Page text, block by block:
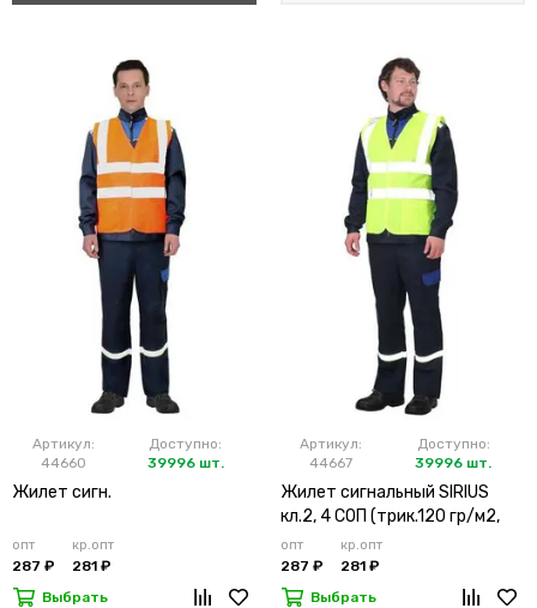
Артикул:
44660
Доступно:
39996 шт.
Жилет сигн.
опт
287 ₽
кр.опт
281 ₽
Выбрать
Артикул:
44667
Доступно:
39996 шт.
Жилет сигнальный SIRIUS
кл.2, 4 СОП (трик.120 гр/м2,
карманы) лимонный
опт
287 ₽
кр.опт
281 ₽
Выбрать